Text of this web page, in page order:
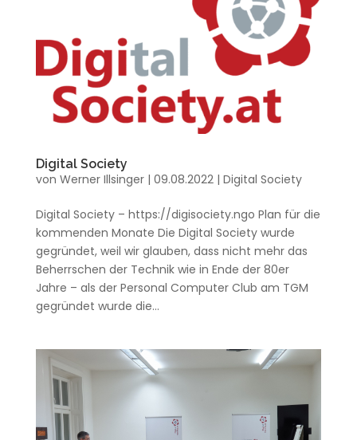
Digital Society
von Werner Illsinger| 09.08.2022| Digital Society
Digital Society – https://digisociety.ngo Plan für die
kommenden Monate Die Digital Society wurde
gegründet, weil wir glauben, dass nicht mehr das
Beherrschen der Technik wie in Ende der 80er
Jahre – als der Personal Computer Club am TGM
gegründet wurde die...